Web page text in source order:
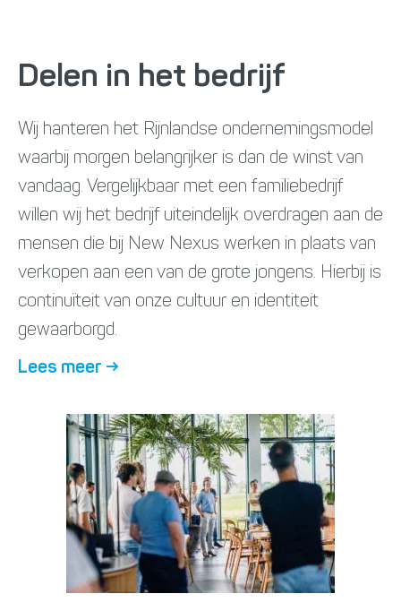
Delen in het bedrijf
Wij hanteren het Rijnlandse ondernemingsmodel
waarbij morgen belangrijker is dan de winst van
vandaag. Vergelijkbaar met een familiebedrijf
willen wij het bedrijf uiteindelijk overdragen aan de
mensen die bij New Nexus werken in plaats van
verkopen aan een van de grote jongens. Hierbij is
continuïteit van onze cultuur en identiteit
gewaarborgd.
Lees meer →